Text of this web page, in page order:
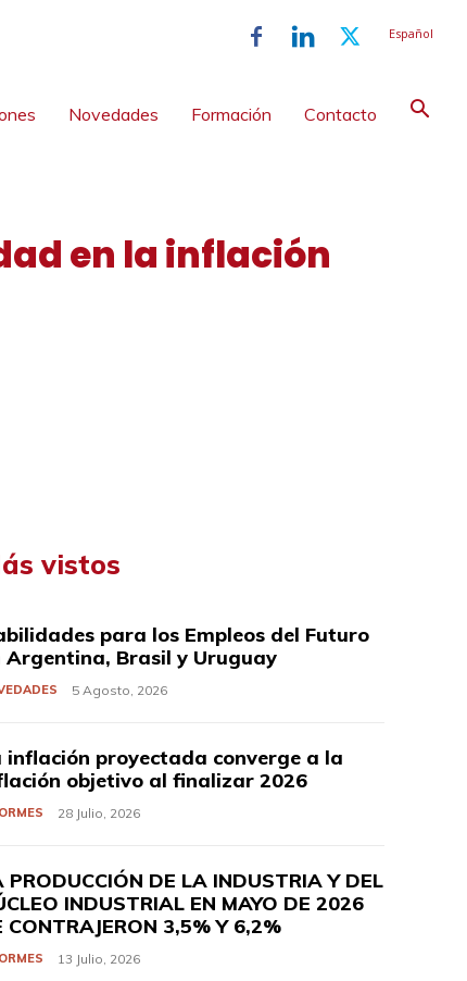
Español
Novedades Formación Contacto
en la inflación
vistos
para los Empleos del Futuro
Argentina, Brasil y Uruguay
5 Agosto, 2026
inflación proyectada converge a la
objetivo al finalizar 2026
28 Julio, 2026
PRODUCCIÓN DE LA INDUSTRIA Y DEL
INDUSTRIAL EN MAYO DE 2026
CONTRAJERON 3,5% Y 6,2%
13 Julio, 2026